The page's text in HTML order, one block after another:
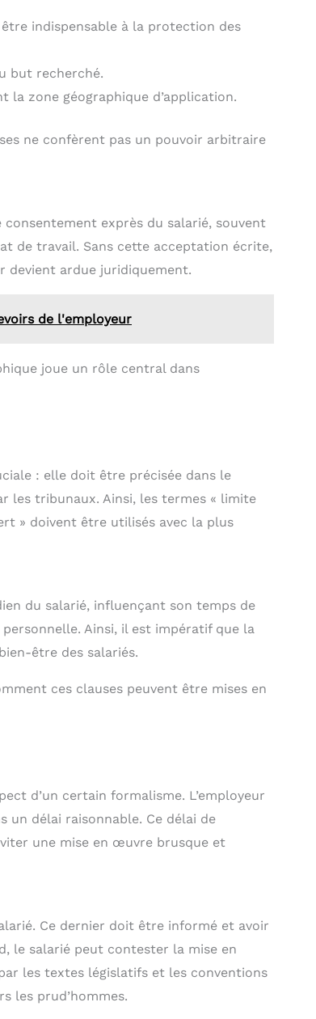
indispensable à la protection des
but recherché.
zone géographique d’application.
ne confèrent pas un pouvoir arbitraire
exprès du salarié, souvent
de travail. Sans cette acceptation écrite,
devient ardue juridiquement.
de l'employeur
joue un rôle central dans
: elle doit être précisée dans le
les tribunaux. Ainsi, les termes « limite
» doivent être utilisés avec la plus
du salarié, influençant son temps de
Ainsi, il est impératif que la
être des salariés.
ces clauses peuvent être mises en
d’un certain formalisme. L’employeur
délai raisonnable. Ce délai de
une mise en œuvre brusque et
Ce dernier doit être informé et avoir
le salarié peut contester la mise en
les textes législatifs et les conventions
les prud’hommes.